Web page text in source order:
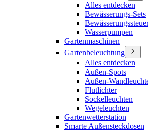
Alles entdecken
Bewässerungs-Sets
Wasserpumpen
Gartenmaschinen
Gartenbeleuchtung
Alles entdecken
Außen-Spots
Außen-
Flutlichter
Sockelleuchten
Wegeleuchten
Gartenwetterstation
Smarte Außensteckdosen